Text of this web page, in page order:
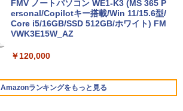
FMV ノートパソコン WE1-K3 (MS 365 P
ersonal/Copilotキー搭載/Win 11/15.6型/
Core i5/16GB/SSD 512GB/ホワイト) FM
VWK3E15W_AZ
￥120,000
Amazonランキングをもっと見る